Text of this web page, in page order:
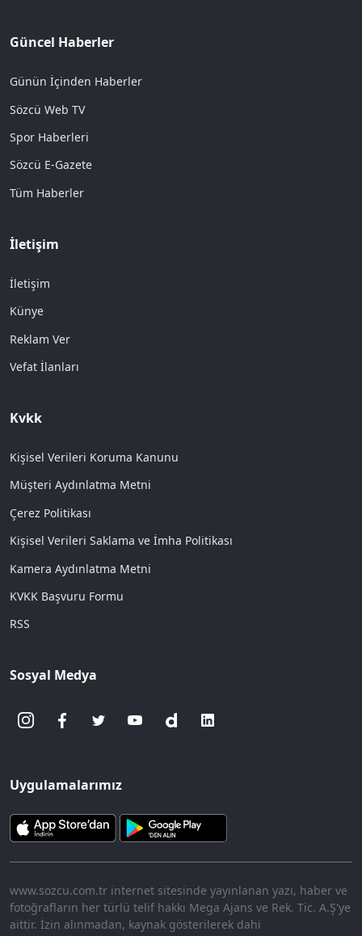
Güncel Haberler
Günün İçinden Haberler
Sözcü Web TV
Spor Haberleri
Sözcü E-Gazete
Tüm Haberler
İletişim
İletişim
Künye
Reklam Ver
Vefat İlanları
Kvkk
Kişisel Verileri Koruma Kanunu
Müşteri Aydınlatma Metni
Çerez Politikası
Kişisel Verileri Saklama ve İmha Politikası
Kamera Aydınlatma Metni
KVKK Başvuru Formu
RSS
Sosyal Medya
Uygulamalarımız
www.sozcu.com.tr internet sitesinde yayınlanan yazı, haber ve
fotoğrafların her türlü telif hakkı Mega Ajans ve Rek. Tic. A.Ş'ye
aittir. İzin alınmadan, kaynak gösterilerek dahi